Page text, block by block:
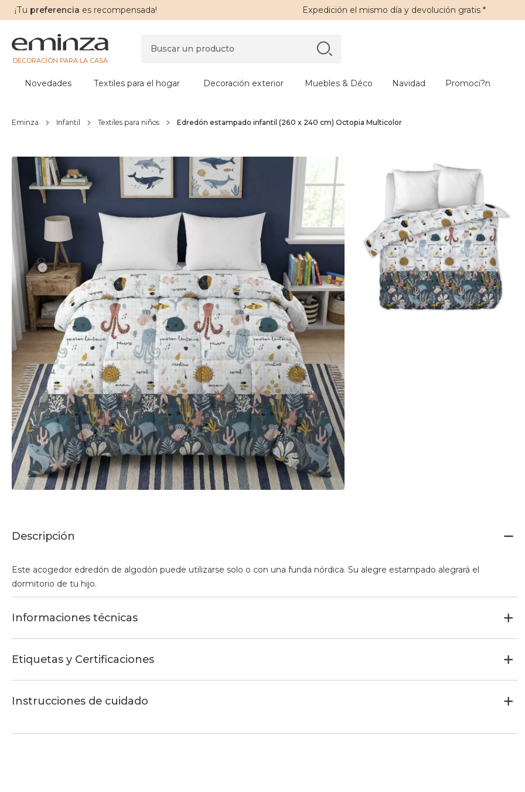
¡Tu preferencia es recompensada! Expedición el mismo día y devolución gratis*
DECORACIÓN PARA LA CASA
Novedades Textiles para el hogar Decoración exterior Muebles & Déco Navidad Promoci?n
Eminza Infantil Textiles para niños Edredón estampado infantil (260 x 240 cm) Octopia Multicolor
Descripción
Este acogedor edredón de algodón puede utilizarse solo o con una funda nórdica. Su alegre estampado alegrará el
dormitorio de tu hijo.
Informaciones técnicas
Etiquetas y Certificaciones
Instrucciones de cuidado